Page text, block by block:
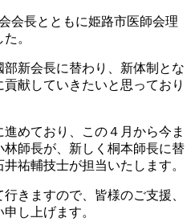
会長とともに姫路市医師会理
。
新会長に替わり、新体制とな
献していきたいと思っており
めており、この４月から今ま
師長が、新しく桐本師長に替
祐輔技士が担当いたします。
きますので、皆様のご支援、
し上げます。